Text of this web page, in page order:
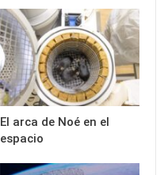
El arca de Noé en el
espacio